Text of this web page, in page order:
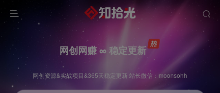
网创网赚 ∞ 稳定更新
网创资源&实战项目&365天稳定更新 站长微信：moonsohh